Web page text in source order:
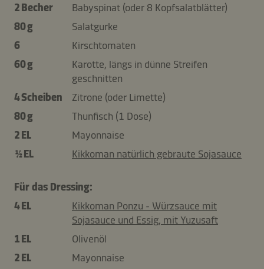
2 Becher
Babyspinat (oder 8 Kopfsalatblätter)
80 g
Salatgurke
6
Kirschtomaten
60 g
Karotte, längs in dünne Streifen
geschnitten
4 Scheiben
Zitrone (oder Limette)
80 g
Thunfisch (1 Dose)
2 EL
Mayonnaise
½ EL
Kikkoman natürlich gebraute Sojasauce
Für das Dressing:
4 EL
Kikkoman Ponzu - Würzsauce mit
Sojasauce und Essig, mit Yuzusaft
1 EL
Olivenöl
2 EL
Mayonnaise